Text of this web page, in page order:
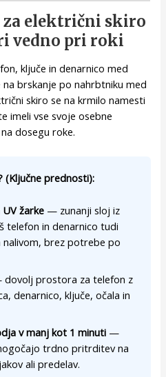
električni skiro
vedno pri roki
ključe in denarnico med
brskanje po nahrbtniku med
skiro se na krmilo namesti
imeli vse svoje osebne
dosegu roke.
prednosti):
žarke — zunanji sloj iz
telefon in denarnico tudi
nalivom, brez potrebe po
prostora za telefon z
denarnico, ključe, očala in
v manj kot 1 minuti —
trdno pritrditev na
ali predelav.